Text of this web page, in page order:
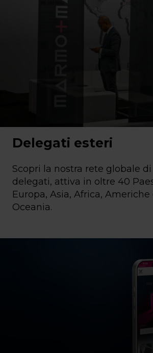
Delegati esteri
Scopri la nostra rete globale di
delegati, attiva in oltre 40
Europa, Asia, Africa, Americhe
Oceania.